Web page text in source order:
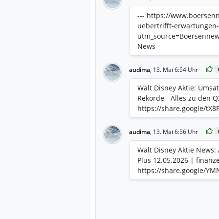
outlook: • We expect
12%, excluding the
adjusted EPS growth of
the 53rd week. • We
repurchases in fiscal
income of
domestic parks and
macroeconomic
outlook: • We continue
in fiscal 2027, excluding
fiscal 2027 we will lap
--- https://
uebertrifft-
News
audima, 13. Mai 6:54 Uhr
Walt Disney Aktie:
Rekorde - Alles zu den
https://share.google/
audima, 13. Mai 6:56 Uhr
Walt Disney Aktie
Plus 12.05.2026 |
https://share.google/